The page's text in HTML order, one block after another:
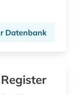
Datenbank